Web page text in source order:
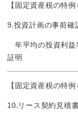
【固定資産税の特例
9.投資計画の事前確
年平均の投資利益
証明
【固定資産税の特
10.リース契約見積